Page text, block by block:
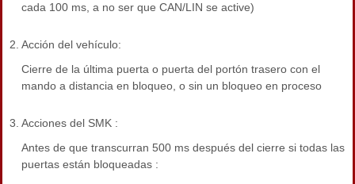
cada 100 ms, a no ser que CAN/LIN se active)
2. Acción del vehículo:
Cierre de la última puerta o puerta del portón trasero con el
mando a distancia en bloqueo, o sin un bloqueo en proceso
3. Acciones del SMK :
Antes de que transcurran 500 ms después del cierre si todas las
puertas están bloqueadas :